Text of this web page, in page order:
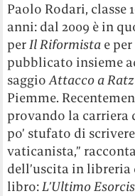
Paolo Rodari, classe
anni: dal 2009 è in
perIl Riformista e
pubblicato insieme
saggioAttacco a
Piemme.
provando la carriera
po’ stufato di
vaticanista,”
dell’uscita in libreria
libro:L’Ultimo